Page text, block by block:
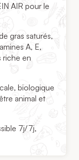
AIR pour le
gras saturés,
A, E,
riche en
biologique
animal et
7j/7j,